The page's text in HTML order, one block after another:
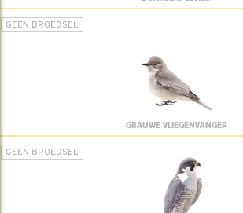
GEEN BROEDSEL
GRAUWE VLIEGENVANGER
GEEN BROEDSEL